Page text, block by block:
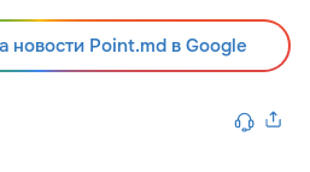
новости Point.md в Google